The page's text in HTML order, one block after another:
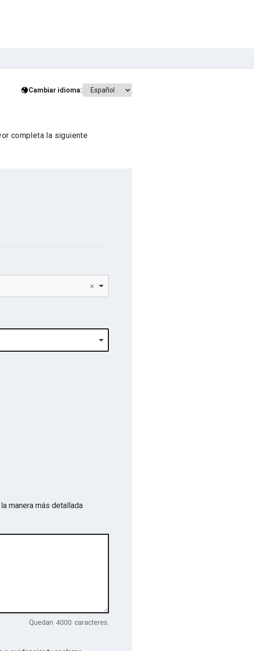
Cambiar idioma:
completa la siguiente
manera más detallada
Quedan 4000 caracteres.